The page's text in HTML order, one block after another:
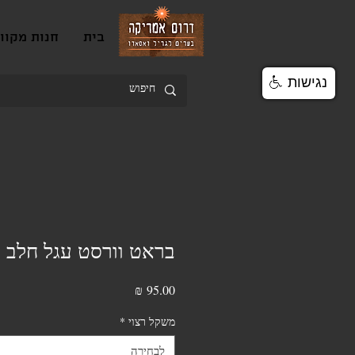
בית חנות
בראט וורסט עגל חלב
משקל רצוי *
לבחירה
נגישות